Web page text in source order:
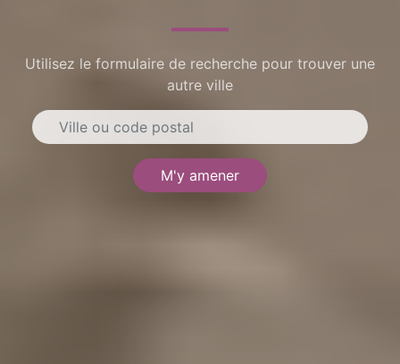
Utilisez le formulaire de recherche pour trouver une
autre ville
M'y amener